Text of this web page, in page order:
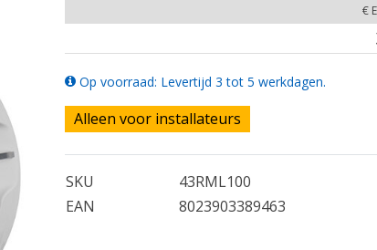
€
Op voorraad: Levertijd 3 tot 5 werkdagen.
Alleen voor installateurs
SKU
43RML100
EAN
8023903389463